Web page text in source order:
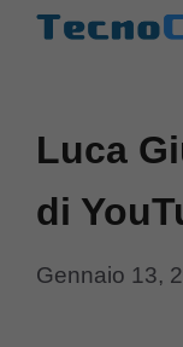
Luca
di
Gennaio 13,